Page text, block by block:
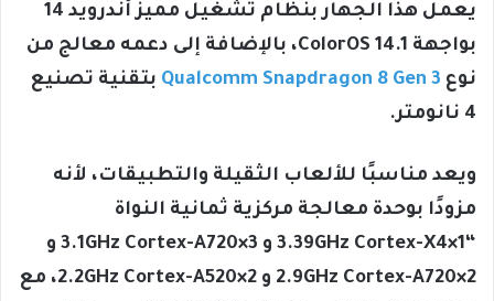
يعمل هذا الجهار بنظام تشغيل مميز أندرويد 14
بواجهة ColorOS 14.1، بالإضافة إلى دعمه معالج من
نوع Qualcomm Snapdragon 8 Gen 3 بتقنية تصنيع
4 نانومتر.
ويعد مناسبًا للألعاب الثقيلة والتطبيقات، لأنه
مزودًا بوحدة معالجة مركزية ثمانية النواة
“1×3.39GHz Cortex-X4 و 3×3.1GHz Cortex-A720 و
2×2.9GHz Cortex-A720 و 2×2.2GHz Cortex-A520، مع